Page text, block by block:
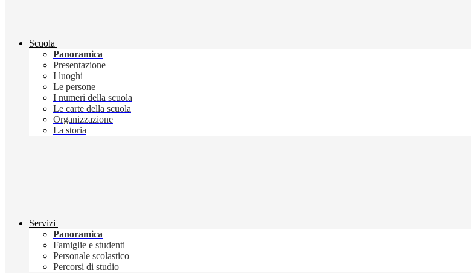
Scuola
Panoramica
Presentazione
I luoghi
Le persone
I numeri della scuola
Le carte della scuola
Organizzazione
La storia
Servizi
Panoramica
Famiglie e studenti
Personale scolastico
Percorsi di studio